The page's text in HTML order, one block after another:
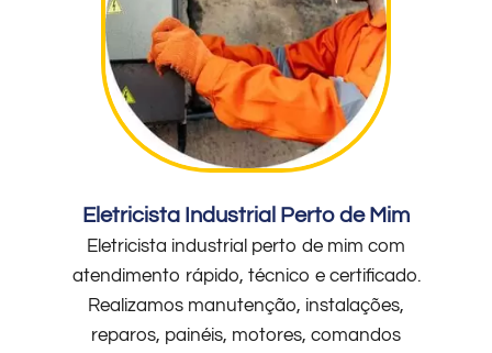
Eletricista Industrial Perto de Mim
Eletricista industrial perto de mim com
atendimento rápido, técnico e certificado.
Realizamos manutenção, instalações,
reparos, painéis, motores, comandos